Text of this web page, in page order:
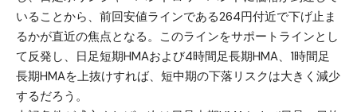
いることから、前回安値ラインである264円付近で下げ止ま
るかが直近の焦点となる。このラインをサポートラインとし
て反発し、日足短期HMAおよび4時間足長期HMA、1時間足
長期HMAを上抜けすれば、短中期の下落リスクは大きく減少
するだろう。